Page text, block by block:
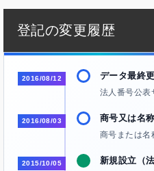
登記の変更履歴
2016/08/12 データ最終
法人番号公表
2016/08/03 商号又は名
商号または名
2015/10/05 新規設立（